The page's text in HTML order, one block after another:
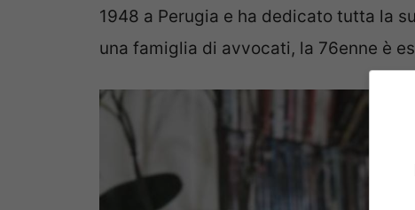
1948 a Perugia e ha dedicato tutta la
una famiglia di avvocati, la 76enne è